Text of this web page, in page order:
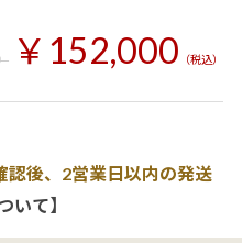
￥152,000 （税込）
後、2営業日以内の発送
いて】